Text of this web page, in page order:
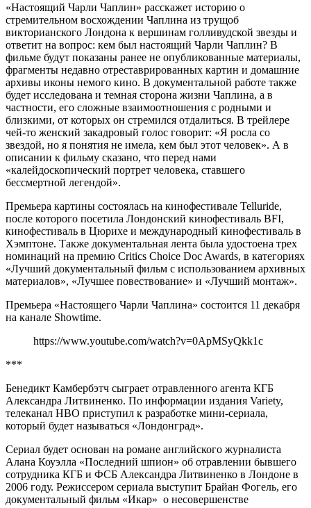
«Настоящий Чарли Чаплин» расскажет историю о
стремительном восхождении Чаплина из трущоб
викторианского Лондона к вершинам голливудской звезды и
ответит на вопрос: кем был настоящий Чарли Чаплин? В
фильме будут показаны ранее не опубликованные материалы,
фрагменты недавно отреставрированных картин и домашние
архивы иконы немого кино. В документальной работе также
будет исследована и темная сторона жизни Чаплина, а в
частности, его сложные взаимоотношения с родными и
близкими, от которых он стремился отдалиться. В трейлере
чей-то женский закадровый голос говорит: «Я росла со
звездой, но я понятия не имела, кем был этот человек». А в
описании к фильму сказано, что перед нами
«калейдоскопический портрет человека, ставшего
бессмертной легендой».
Премьера картины состоялась на кинофестивале Telluride,
после которого посетила Лондонский кинофестиваль BFI,
кинофестиваль в Цюрихе и международный кинофестиваль в
Хэмптоне. Также документальная лента была удостоена трех
номинаций на премию Critics Choice Doc Awards, в категориях
«Лучший документальный фильм с использованием архивных
материалов», «Лучшее повествование» и «Лучший монтаж».
Премьера «Настоящего Чарли Чаплина» состоится 11 декабря
на канале Showtime.
https://www.youtube.com/watch?v=0ApMSyQkk1c
***
Бенедикт Камбербэтч сыграет отравленного агента КГБ
Александра Литвиненко. По информации издания Variety,
телеканал HBO приступил к разработке мини-сериала,
который будет называться «Лондонград».
Сериал будет основан на романе английского журналиста
Алана Коуэлла «Последний шпион» об отравлении бывшего
сотрудника КГБ и ФСБ Александра Литвиненко в Лондоне в
2006 году. Режиссером сериала выступит Брайан Фогель, его
документальный фильм «Икар» о несовершенстве